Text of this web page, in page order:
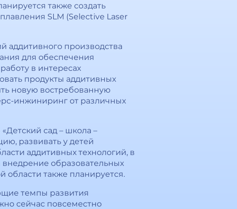
также создать
SLM (Selective Laser
аддитивного производства
для обеспечения
в интересах
продукты аддитивных
новую востребованную
инжиниринг от различных
сад – школа –
развивать у детей
аддитивных технологий, в
образовательных
также планируется.
темпы развития
сейчас повсеместно